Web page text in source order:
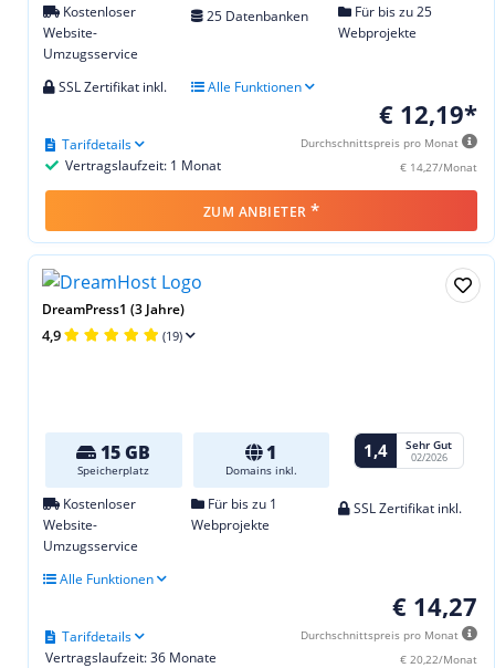
Kostenloser
Website-
Umzugsservice
25 Datenbanken
Für bis zu 25
Webprojekte
SSL Zertifikat inkl. Alle Funktionen
€ 12,19*
Durchschnittspreis pro Monat
€ 14,27/Monat
Vertragslaufzeit: 1 Monat
Tarifdetails
ZUM ANBIETER *
DreamPress1 (3 Jahre)
4,9 (19)
15 GB
Speicherplatz
1
Domains inkl.
1,4 Sehr Gut
02/2026
Kostenloser
Website-
Umzugsservice
Für bis zu 1
Webprojekte
SSL Zertifikat inkl.
Alle Funktionen
€ 14,27
Durchschnittspreis pro Monat
€ 20,22/Monat
Vertragslaufzeit: 36 Monate
Tarifdetails